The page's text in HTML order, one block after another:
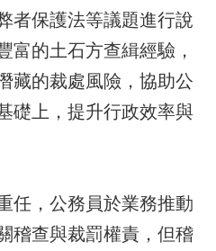
者保護法等議題進行說
富的土石方查緝經驗，
藏的裁處風險，協助公
礎上，提升行政效率與
任，公務員於業務推動
稽查與裁罰權責，但稽